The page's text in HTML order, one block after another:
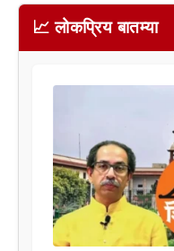
📈 लोकप्रिय बातम्या